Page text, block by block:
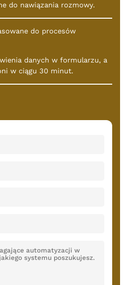
do nawiązania rozmowy.
do procesów
danych w formularzu, a
w ciągu 30 minut.